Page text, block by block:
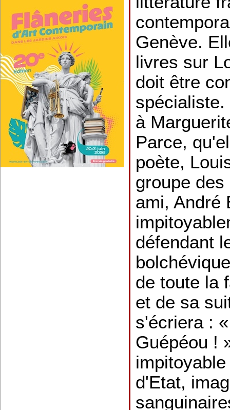
Genève.
livres sur
doit être
à
Parce,
poète,
groupe
ami, André
défendant
de toute la
et de sa
s'écriera :
Guépéou !
d'Etat,